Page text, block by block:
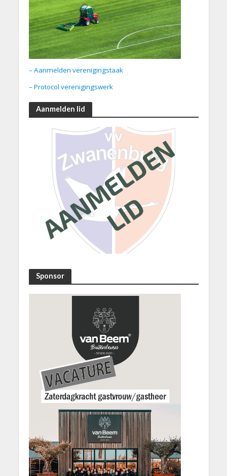
– Aanmelden verenigingstaak
– Protocol verenigingswerk
Aanmelden lid
Sponsor